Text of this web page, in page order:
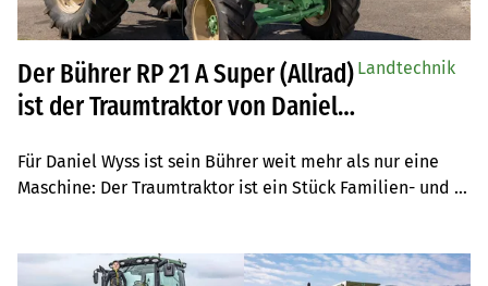
Der Bührer RP 21 A Super (Allrad)
ist der Traumtraktor von Daniel
Für Daniel Wyss ist sein Bührer weit mehr als nur eine
Maschine: Der Traumtraktor ist ein Stück Familien- und
Landtechnik